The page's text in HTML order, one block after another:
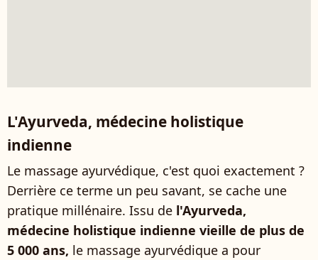
L'Ayurveda, médecine holistique
indienne
Le massage ayurvédique, c'est quoi exactement ?
Derrière ce terme un peu savant, se cache une
pratique millénaire. Issu de l'Ayurveda,
médecine holistique indienne vieille de plus de
5 000 ans, le massage ayurvédique a pour